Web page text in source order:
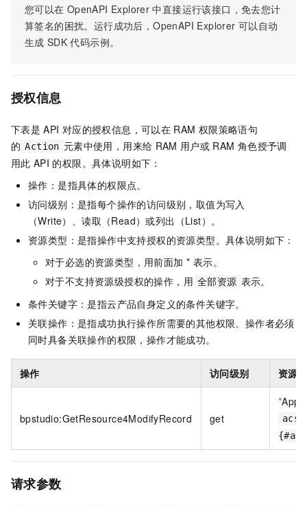
您可以在 OpenAPI Explorer 中直接运行该接口，免去您计
算签名的困扰。运行成功后，OpenAPI Explorer 可以自动
生成 SDK 代码示例。
授权信息
下表是 API 对应的授权信息，可以在 RAM 权限策略语句
的 Action 元素中使用，用来给 RAM 用户或 RAM 角色授予调
用此 API 的权限。具体说明如下：
操作：是指具体的权限点。
访问级别：是指每个操作的访问级别，取值为写入
（Write）、读取（Read）或列出（List）。
资源类型：是指操作中支持授权的资源类型。具体说明如下：
对于必选的资源类型，用前面加 * 表示。
对于不支持资源级授权的操作，用 全部资源 表示。
条件关键字：是指云产品自身定义的条件关键字。
关联操作：是指成功执行操作所需要的其他权限。操作者必须
同时具备关联操作的权限，操作才能成功。
操作 访问级别 资源
bpstudio:GetResource4ModifyRecord get
*
请求参数